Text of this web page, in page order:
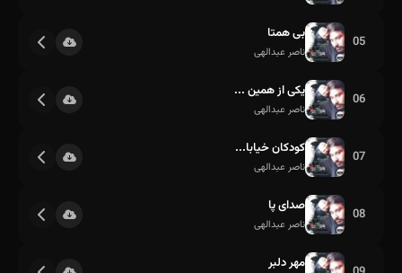
05 بی همتا
ناصر عبدالهی
06 یکی از همین ...
ناصر عبدالهی
07 کودکان خیابا...
ناصر عبدالهی
08 صدای پا
ناصر عبدالهی
مهر دلبر